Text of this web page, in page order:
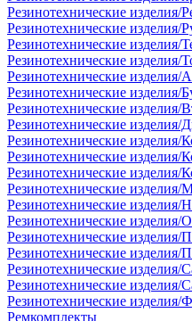
Резинотехнические изделия/
Резинотехнические изделия/
Резинотехнические изделия/
Резинотехнические
Резинотехнические изделия/
Резинотехнические изделия/
Резинотехнические изделия/
Резинотехнические изделия/
Резинотехнические
Резинотехнические изделия/
Резинотехнические изделия/
Резинотехнические
Резинотехнические изделия/
Резинотехнические изделия/
Резинотехнические изделия/
Резинотехнические изделия/
Резинотехнические изделия/
Резинотехнические изделия/
Резинотехнические изделия/
Ремкомплекты